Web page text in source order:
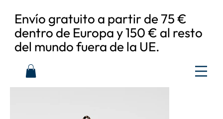
Envío gratuito a partir de 75 €
dentro de Europa y 150 € al resto
del mundo fuera de la UE.